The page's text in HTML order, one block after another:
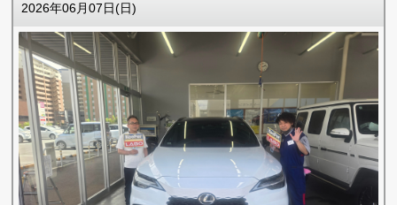
2026年06月07日(日)